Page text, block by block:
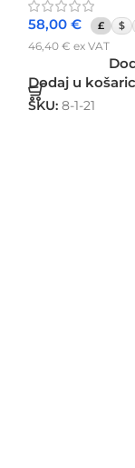
58,00 € £ $
46,40 € ex VAT
Dodaj u
SKU: 8-1-21